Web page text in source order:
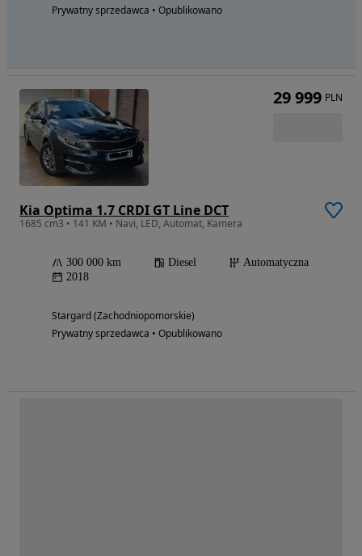
Prywatny sprzedawca • Opublikowano
Kia Optima 1.7 CRDI GT Line DCT
1685 cm3 • 141 KM • Navi, LED, Automat, Kamera
300 000 km Diesel
Automatyczna
2018
Stargard (Zachodniopomorskie)
Prywatny sprzedawca • Opublikowano
29 999 PLN